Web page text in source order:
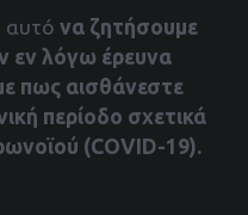
αυτό να ζητήσουμε
εν λόγω έρευνα
πως αισθάνεστε
περίοδο σχετικά
(COVID-19).